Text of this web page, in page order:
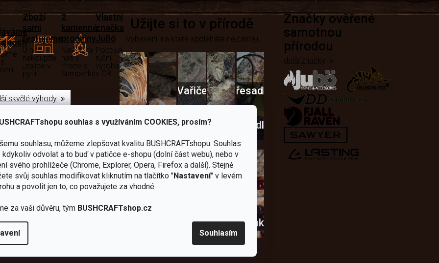
souhlas s využíváním COOKIES, prosím?
souhlasu, můžeme zlepšovat kvalitu BUSHCRAFTshopu. Souhlas
kdykoliv odvolat a to buď v patičce e-shopu (dolní část webu), nebo v
svého prohlížeče (Chrome, Explorer, Opera, Firefox a další). Stejně
svůj souhlas modifikovat kliknutím na tlačítko "Nastavení" v levém
a povolit jen to, co považujete za vhodné.
za vaši důvěru, tým BUSHCRAFTshop.cz
Souhlasím
Zboží
sami
testujeme
U nás
nekoupíte
„zajíce v
pytli“
2
kamenné
prodejny
Navštivte
nás v
Praze a
Šumperku
Vlastní
značka
JuBö
Poctivá
ruční
výroba
v ČR
skvělé výhody
Užijte si to v přírodě
Vybavení, na které spoléháte nejčastěji
NožeSekery
Vařiče
a
kartušeNádobí
Křesadla
a
škrtadla
Celty a
kabátyBrouskyNovinky
Značky ověřené
samotnou
přírodou
další značky